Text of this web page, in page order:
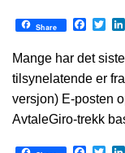
Share
Mange har det
tilsynelatende er
versjon) E-posten
AvtaleGiro-trekk